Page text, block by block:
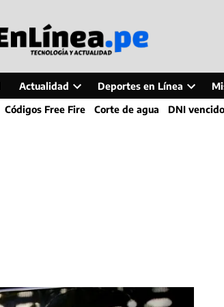
Actualidad
Open
dropdown
Deportes en Línea
Open
dropdown
Códigos Free Fire Corte de agua DNI vencido